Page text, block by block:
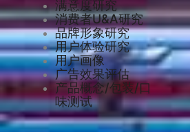
满意度研究
消费者U&A研究
品牌形象研究
用户体验研究
用户画像
广告效果评估
产品概念/包装/口
味测试